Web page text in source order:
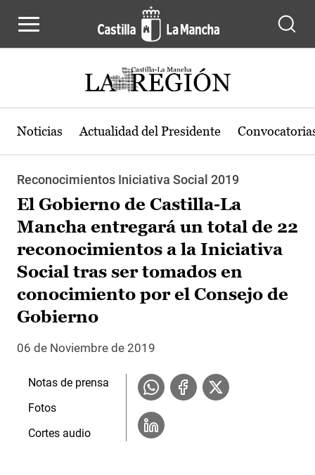
Noticias Actualidad del Presidente
Reconocimientos Iniciativa Social 2019
El Gobierno de Castilla-La
Mancha entregará un total de 22
reconocimientos a la Iniciativa
Social tras ser tomados en
conocimiento por el Consejo de
Gobierno
06 de Noviembre de 2019
Notas de prensa
Fotos
Cortes audio